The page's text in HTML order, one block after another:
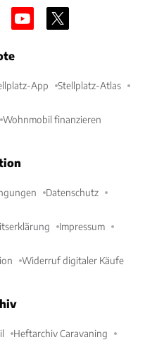
App Stellplatz-Atlas
Wohnmobil finanzieren
Datenschutz
Impressum
Widerruf digitaler Käufe
Heftarchiv Caravaning